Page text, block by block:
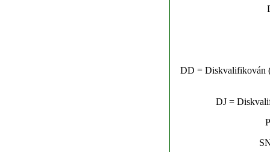
DD = Diskvalifikován
DJ =